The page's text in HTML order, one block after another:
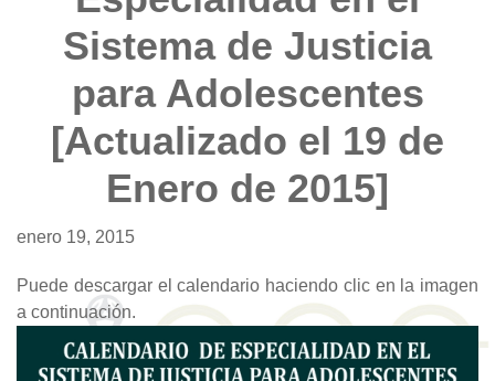
Sistema de Justicia
para Adolescentes
[Actualizado el 19 de
Enero de 2015]
enero 19, 2015
Puede descargar el calendario haciendo clic en la imagen
a continuación.